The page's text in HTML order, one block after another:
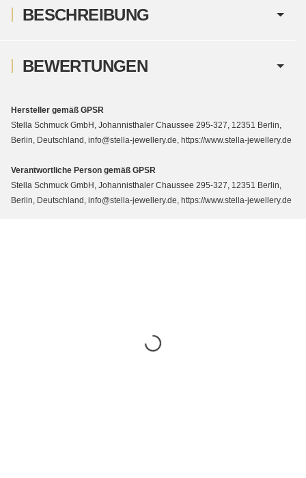
BESCHREIBUNG
BEWERTUNGEN
Hersteller gemäß GPSR
Stella Schmuck GmbH, Johannisthaler Chaussee 295-327, 12351 Berlin,
Berlin, Deutschland, info@stella-jewellery.de, https://www.stella-jewellery.de
Verantwortliche Person gemäß GPSR
Stella Schmuck GmbH, Johannisthaler Chaussee 295-327, 12351 Berlin,
Berlin, Deutschland, info@stella-jewellery.de, https://www.stella-jewellery.de